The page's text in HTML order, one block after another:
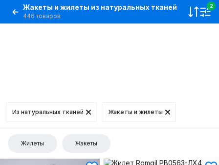
Жакеты и жилеты из натуральных тканей
446 товаров
2
Из натуральных тканей Жакеты и жилеты
Жилеты Жакеты